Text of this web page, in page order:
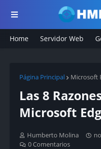
Home Servidor Web
Página Principal Microsoft
Las 8
Microsoft
Humberto Molina
0 Comentarios